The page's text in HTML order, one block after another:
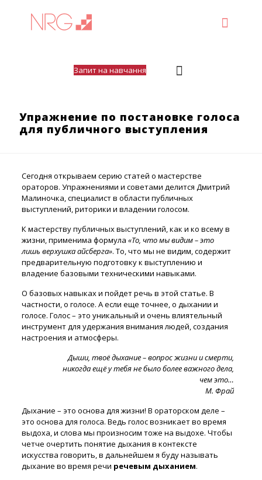
Запит на навчання
Упражнение по постановке голоса
для публичного выступления
Сегодня открываем серию статей о мастерстве
ораторов. Упражнениями и советами делится Дмитрий
Малиночка, специалист в области публичных
выступлений, риторики и владении голосом.
К мастерству публичных выступлений, как и ко всему в
жизни, применима формула «То, что мы видим – это
лишь верхушка айсберга». То, что мы не видим, содержит
предварительную подготовку к выступлению и
владение базовыми техническими навыками.
О базовых навыках и пойдет речь в этой статье. В
частности, о голосе. А если еще точнее, о дыхании и
голосе. Голос – это уникальный и очень влиятельный
инструмент для удержания внимания людей, создания
настроения и атмосферы.
Дыши, твоё дыхание – вопрос жизни и смерти,
никогда ещё у тебя не было более важного дела,
чем это…
М. Фрай
Дыхание – это основа для жизни! В ораторском деле –
это основа для голоса. Ведь голос возникает во время
выдоха, и слова мы произносим тоже на выдохе. Чтобы
четче очертить понятие дыхания в контексте
искусства говорить, в дальнейшем я буду называть
дыхание во время речи речевым дыханием.